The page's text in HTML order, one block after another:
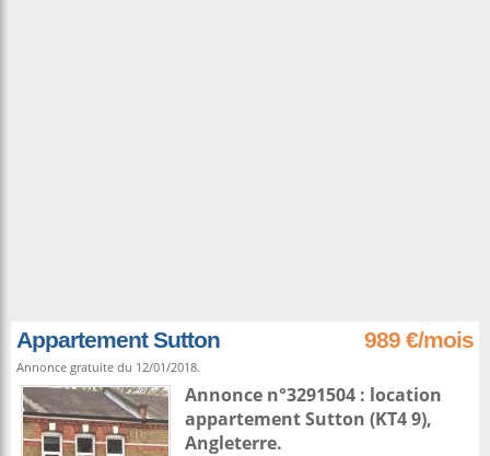
Appartement Sutton 989 €/mois
Annonce gratuite du 12/01/2018.
Annonce n°3291504 : location
appartementSutton (KT4 9),
Angleterre.